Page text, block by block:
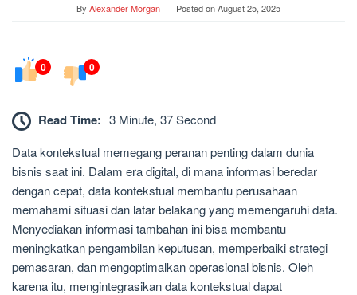
By Alexander Morgan Posted onAugust 25, 2025
0 0
Read Time: 3 Minute, 37 Second
Data kontekstual memegang peranan penting dalam dunia
bisnis saat ini. Dalam era digital, di mana informasi beredar
dengan cepat, data kontekstual membantu perusahaan
memahami situasi dan latar belakang yang memengaruhi data.
Menyediakan informasi tambahan ini bisa membantu
meningkatkan pengambilan keputusan, memperbaiki strategi
pemasaran, dan mengoptimalkan operasional bisnis. Oleh
karena itu, mengintegrasikan data kontekstual dapat